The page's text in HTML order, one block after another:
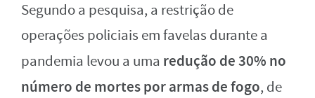
Segundo a pesquisa, a restrição de
operações policiais em favelas durante a
pandemia levou a uma redução de 30% no
número de mortes por armas de fogo, de